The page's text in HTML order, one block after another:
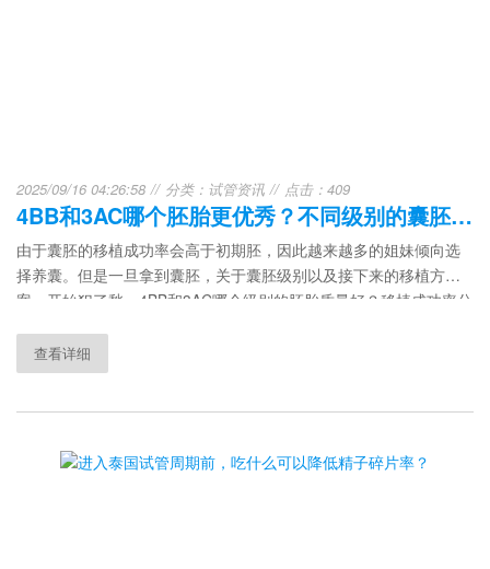
2025/09/16 04:26:58 分类： 试管资讯 点击：409
4BB和3AC哪个胚胎更优秀？不同级别的囊胚，移植成功率大不同！试管前必看！
由于囊胚的移植成功率会高于初期胚，因此越来越多的姐妹倾向选
择养囊。但是一旦拿到囊胚，关于囊胚级别以及接下来的移植方
案，开始犯了愁。4BB和3AC哪个级别的胚胎质量好？移植成功率分
查看详细